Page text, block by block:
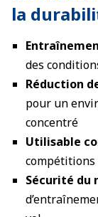
la
des
Réduction
pour un
concentré
Utilisable
compétitions
Sécurité du